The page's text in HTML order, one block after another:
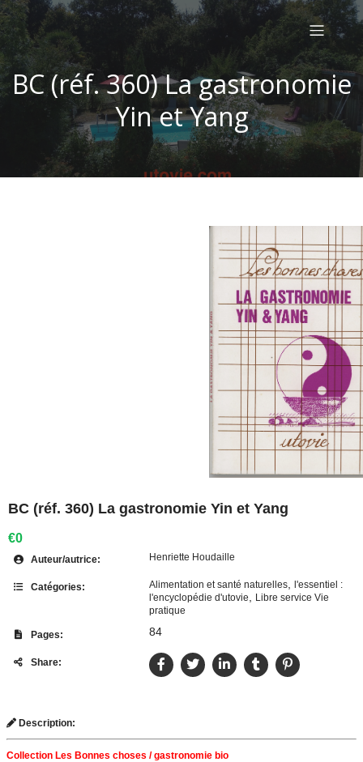
BC (réf. 360) La gastronomie
Yin et Yang
BC (réf. 360) La gastronomie Yin et Yang
€0
Auteur/autrice: Henriette Houdaille
Catégories: Alimentation et santé naturelles l'essentiel :
l'encyclopédie d'utovie
Libre service Vie
pratique
Pages: 84
Share:
Description:
Collection Les Bonnes choses / gastronomie bio